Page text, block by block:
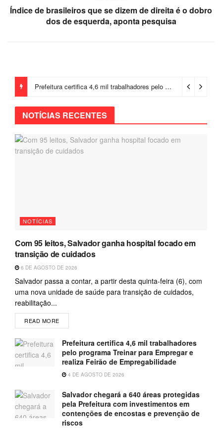
Índice de brasileiros que se dizem de direita é o dobro
dos de esquerda, aponta pesquisa
Prefeitura certifica 4,6 mil trabalhadores pelo programa Treinar para Empregar e realiza Feirão de Empregabilidade
NOTÍCIAS RECENTES
NOTÍCIAS
Com 95 leitos, Salvador ganha hospital focado em
transição de cuidados
6 DE AGOSTO DE 2026
Salvador passa a contar, a partir desta quinta-feira (6), com
uma nova unidade de saúde para transição de cuidados,
reabilitação...
READ MORE
Prefeitura certifica 4,6 mil trabalhadores
pelo programa Treinar para Empregar e
realiza Feirão de Empregabilidade
4 DE AGOSTO DE 2026
Salvador chegará a 640 áreas protegidas
pela Prefeitura com investimentos em
contenções de encostas e prevenção de
riscos